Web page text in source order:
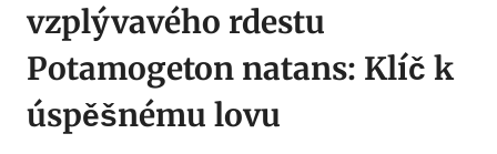
vzplývavého rdestu
Potamogeton ⁢natans: Klíč k
úspěšnému⁤ lovu